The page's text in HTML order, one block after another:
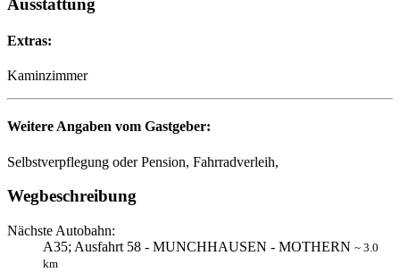
Extras:
Kaminzimmer
Weitere Angaben vom Gastgeber:
Selbstverpflegung oder Pension, Fahrradverleih,
Wegbeschreibung
Nächste Autobahn:
A35; Ausfahrt 58 - MUNCHHAUSEN - MOTHERN ~ 3.0
km